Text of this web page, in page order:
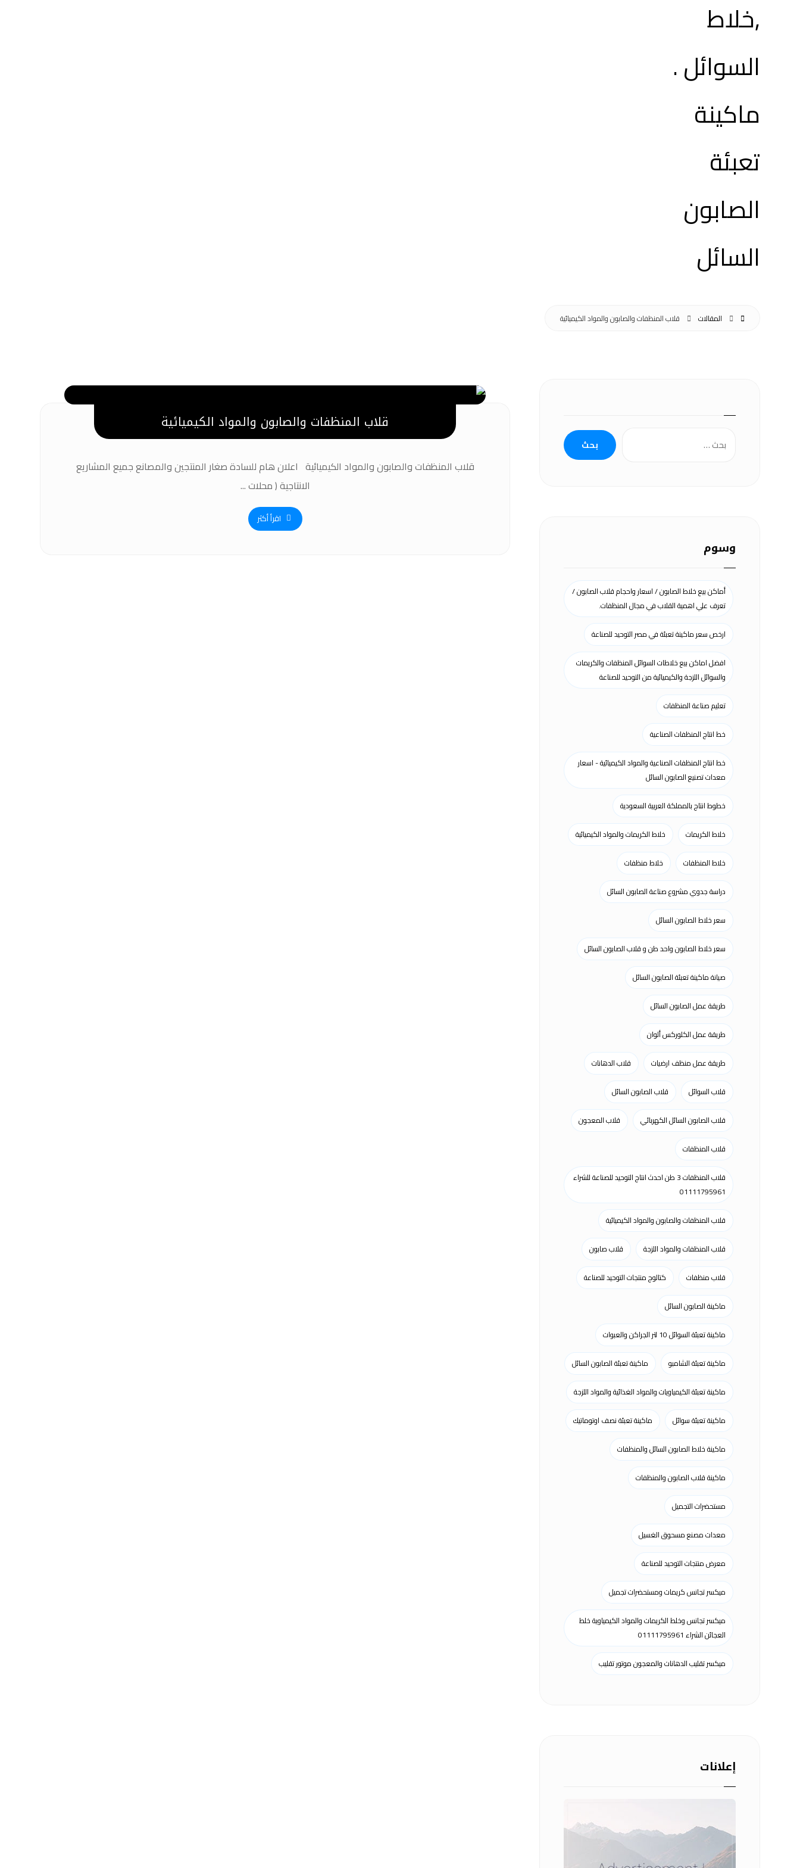
المقالات قلاب المنظفات والصابون والمواد الكيميائية
قلاب المنظفات والصابون والمواد الكيميائية
قلاب المنظفات والصابون والمواد الكيميائية اعلان هام للسادة صغار المنتجين والمصانع جميع المشاريع
الانتاجية ( محلات ...
اقرأ أكثر
وسوم
أماكن بيع خلاط الصابون / اسعار واحجام قلاب الصابون /
تعرف علي اهمية القلاب في مجال المنظفات.
ارخص سعر ماكينة تعبئة في مصر التوحيد للصناعة
افضل اماكن بيع خلاطات السوائل المنظفات والكريمات
والسوائل اللزجة والكيميائية من التوحيد للصناعة
تعليم صناعة المنظفات
خط انتاج المنظفات الصناعية
خط انتاج المنظفات الصناعية والمواد الكيميائية - اسعار
معدات تصنيع الصابون السائل
خطوط انتاج بالمملكة العربية السعودية
خلاط الكريمات خلاط الكريمات والمواد الكيميائية
خلاط المنظفات خلاط منظفات
دراسة جدوي مشروع صناعة الصابون السائل
سعر خلاط الصابون السائل
سعر خلاط الصابون واحد طن و قلاب الصابون السائل
صيانة ماكينة تعبئة الصابون السائل
طريقة عمل الصابون السائل
طريقة عمل الكلوركس ألوان
طريقة عمل منظف ارضيات قلاب الدهانات
قلاب السوائل قلاب الصابون السائل
قلاب الصابون السائل الكهربائي قلاب المعجون
قلاب المنظفات
قلاب المنظفات 3 طن احدث انتاج التوحيد للصناعة للشراء
01111795961
قلاب المنظفات والصابون والمواد الكيميائية
قلاب المنظفات والمواد اللزجة قلاب صابون
قلاب منظفات كتالوج منتجات التوحيد للصناعة
ماكينة الصابون السائل
ماكينة تعبئة السوائل 10 لتر الجراكن والعبوات
ماكينة تعبئة الشامبو ماكينة تعبئة الصابون السائل
ماكينة تعبئة الكيمياويات والمواد الغذائية والمواد اللزجة
ماكينة تعبئة سوائل ماكينة تعبئة نصف اوتوماتيك
ماكينة خلاط الصابون السائل والمنظفات
ماكينة قلاب الصابون والمنظفات
مستحضرات التجميل
معدات مصنع مسحوق الغسيل
معرض منتجات التوحيد للصناعة
ميكسر تجانس كريمات ومستحضرات تجميل
ميكسر تجانس وخلط الكريمات والمواد الكيمياوية خلط
العجائن الشراء 01111795961
ميكسر تقليب الدهانات والمعجون موتور تقليب
إعلانات